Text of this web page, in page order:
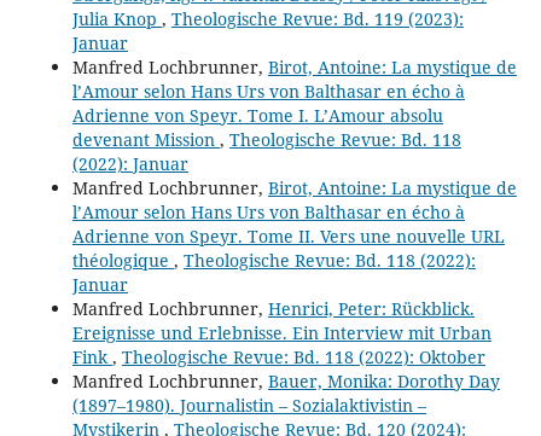
Julia Knop , Theologische Revue: Bd. 119 (2023):
Januar
Manfred Lochbrunner, Birot, Antoine: La mystique de
l’Amour selon Hans Urs von Balthasar en écho à
Adrienne von Speyr. Tome I. L’Amour absolu
devenant Mission , Theologische Revue: Bd. 118
(2022): Januar
Manfred Lochbrunner, Birot, Antoine: La mystique de
l’Amour selon Hans Urs von Balthasar en écho à
Adrienne von Speyr. Tome II. Vers une nouvelle URL
théologique , Theologische Revue: Bd. 118 (2022):
Januar
Manfred Lochbrunner, Henrici, Peter: Rückblick.
Ereignisse und Erlebnisse. Ein Interview mit Urban
Fink, Theologische Revue: Bd. 118 (2022): Oktober
Manfred Lochbrunner, Bauer, Monika: Dorothy Day
(1897–1980). Journalistin – Sozialaktivistin –
Mystikerin , Theologische Revue: Bd. 120 (2024):